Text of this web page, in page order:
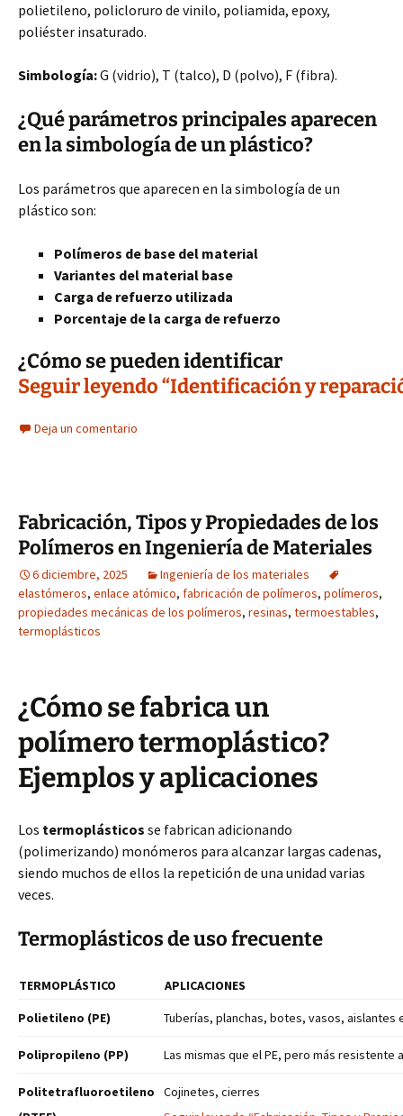
polietileno, policloruro de vinilo, poliamida, epoxy,
poliéster insaturado.
Simbología:G (vidrio), T (talco), D (polvo), F (fibra).
¿Qué parámetros principales aparecen
en la simbología de un plástico?
Los parámetros que aparecen en la simbología de un
plástico son:
Polímeros de base del material
Variantes del material base
Carga de refuerzo utilizada
Porcentaje de la carga de refuerzo
¿Cómo se pueden identificar
Seguir leyendo “Identificación y
Deja un comentario
Fabricación, Tipos y Propiedades de los
Polímeros en Ingeniería de Materiales
6 diciembre, 2025
Ingeniería de los materiales
elastómeros, enlace atómico, fabricación de polímeros, polímeros,
propiedades mecánicas de los polímeros, resinas, termoestables,
termoplásticos
¿Cómo se fabrica un
polímero termoplástico?
Ejemplos y aplicaciones
Los termoplásticos se fabrican adicionando
(polimerizando) monómeros para alcanzar largas cadenas,
siendo muchos de ellos la repetición de una unidad varias
veces.
Termoplásticos de uso frecuente
TERMOPLÁSTICO
APLICACIONES
Polietileno (PE)
Tuberías, planchas, botes, vasos, aislantes
Polipropileno (PP) Las mismas que el PE, pero más resistente
Politetrafluoroetileno
Cojinetes, cierres